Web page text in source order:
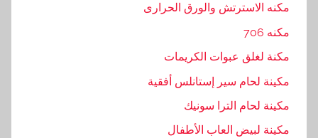
مكنه الاسترتش والورق الحرارى
مكنه 706
مكنة لغلق عبوات الكريمات
مكينة لحام سير إستانلس أفقية
مكينة لحام الترا سونيك
مكينة لبيض العاب الأطفال